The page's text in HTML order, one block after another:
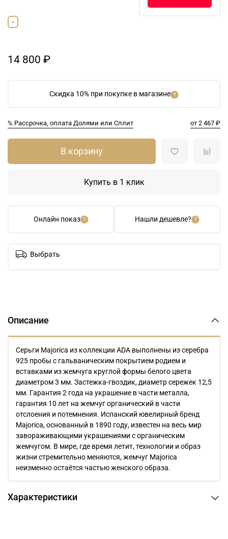
Скидка 10% при покупке в магазине
% Рассрочка, оплата Долями или Сплит от 2 467 ₽
-
14 800 ₽
Онлайн показ Нашли дешевле?
В корзину
Купить в 1 клик
Выбрать
Описание
Серьги Majorica из коллекции ADA выполнены из серебра
925 пробы с гальваническим покрытием родием и
вставками из жемчуга круглой формы белого цвета
диаметром 3 мм. Застежка-гвоздик, диаметр сережек 12,5
мм. Гарантия 2 года на украшение в части металла,
гарантия 10 лет на жемчуг органический в части
отслоения и потемнения. Испанский ювелирный бренд
Majorica, основанный в 1890 году, известен на весь мир
завораживающими украшениями c органическим
жемчугом. В мире, где время летит, технологии и образ
жизни стремительно меняются, жемчуг Majorica
неизменно остаётся частью женского образа.
Характеристики